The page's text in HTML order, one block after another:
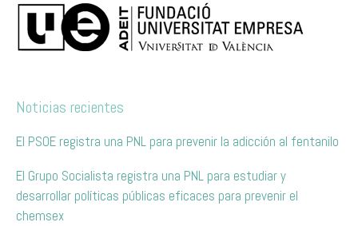
Noticias recientes
El PSOE registra una PNL para prevenir la adicción al fentanilo
El Grupo Socialista registra una PNL para estudiar y
desarrollar políticas públicas eficaces para prevenir el
chemsex